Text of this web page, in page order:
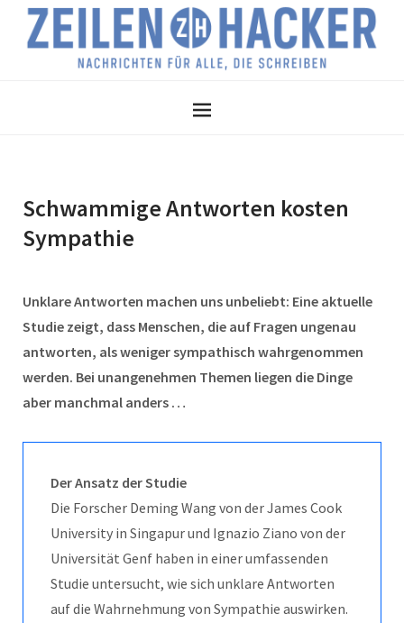
Schwammige Antworten kosten
Sympathie
Unklare Antworten machen uns unbeliebt: Eine aktuelle
Studie zeigt, dass Menschen, die auf Fragen ungenau
antworten, als weniger sympathisch wahrgenommen
werden. Bei unangenehmen Themen liegen die Dinge
aber manchmal anders …
Der Ansatz der Studie
Die Forscher Deming Wang von der James Cook
University in Singapur und Ignazio Ziano von der
Universität Genf haben in einer umfassenden
Studie untersucht, wie sich unklare Antworten
auf die Wahrnehmung von Sympathie auswirken.